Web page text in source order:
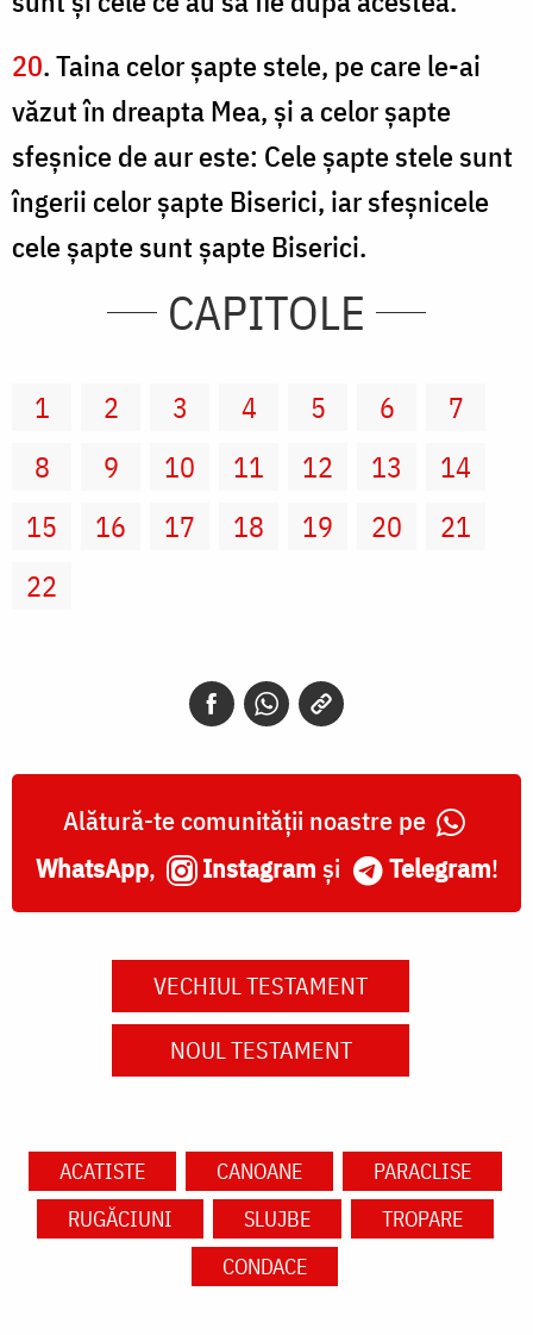
20. Taina celor şapte stele, pe care le-ai
văzut în dreapta Mea, şi a celor şapte
sfeşnice de aur este: Cele şapte stele sunt
îngerii celor şapte Biserici, iar sfeşnicele
cele şapte sunt şapte Biserici.
CAPITOLE
1 2 3 4 5 6
7
8
9 10 11 12 13
14
15
16 17 18 19 20
21
22
Alătură-te comunității noastre pe
WhatsApp, Instagram și Telegram!
VECHIUL TESTAMENT
NOUL TESTAMENT
ACATISTE CANOANE
PARACLISE
RUGĂCIUNI
SLUJBE
TROPARE
CONDACE